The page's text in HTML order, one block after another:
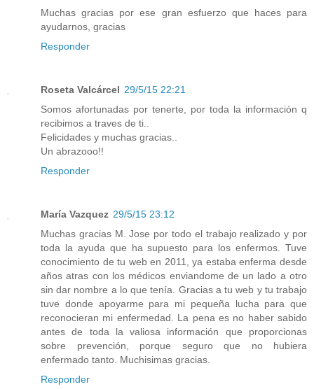
Muchas gracias por ese gran esfuerzo que haces para
ayudarnos, gracias
Responder
Roseta Valcárcel 29/5/15 22:21
Somos afortunadas por tenerte, por toda la información q
recibimos a traves de ti..
Felicidades y muchas gracias..
Un abrazooo!!
Responder
María Vazquez 29/5/15 23:12
Muchas gracias M. Jose por todo el trabajo realizado y por
toda la ayuda que ha supuesto para los enfermos. Tuve
conocimiento de tu web en 2011, ya estaba enferma desde
años atras con los médicos enviandome de un lado a otro
sin dar nombre a lo que tenía. Gracias a tu web y tu trabajo
tuve donde apoyarme para mi pequeña lucha para que
reconocieran mi enfermedad. La pena es no haber sabido
antes de toda la valiosa información que proporcionas
sobre prevención, porque seguro que no hubiera
enfermado tanto. Muchisimas gracias.
Responder